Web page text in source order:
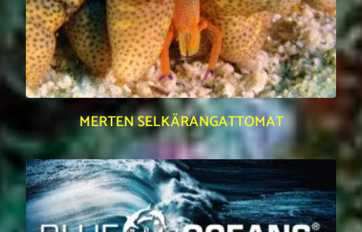
MERTEN SELKÄRANGATTOMAT